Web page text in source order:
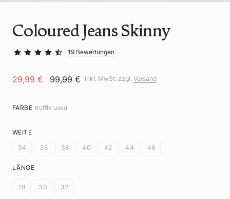
Coloured Jeans Skinny
19 Bewertungen
29,99 € 99,99 € inkl. MwSt. zzgl. Versand
FARBE truffle used
WEITE
34
36 38 40 42 44 46
LÄNGE
28 30 32